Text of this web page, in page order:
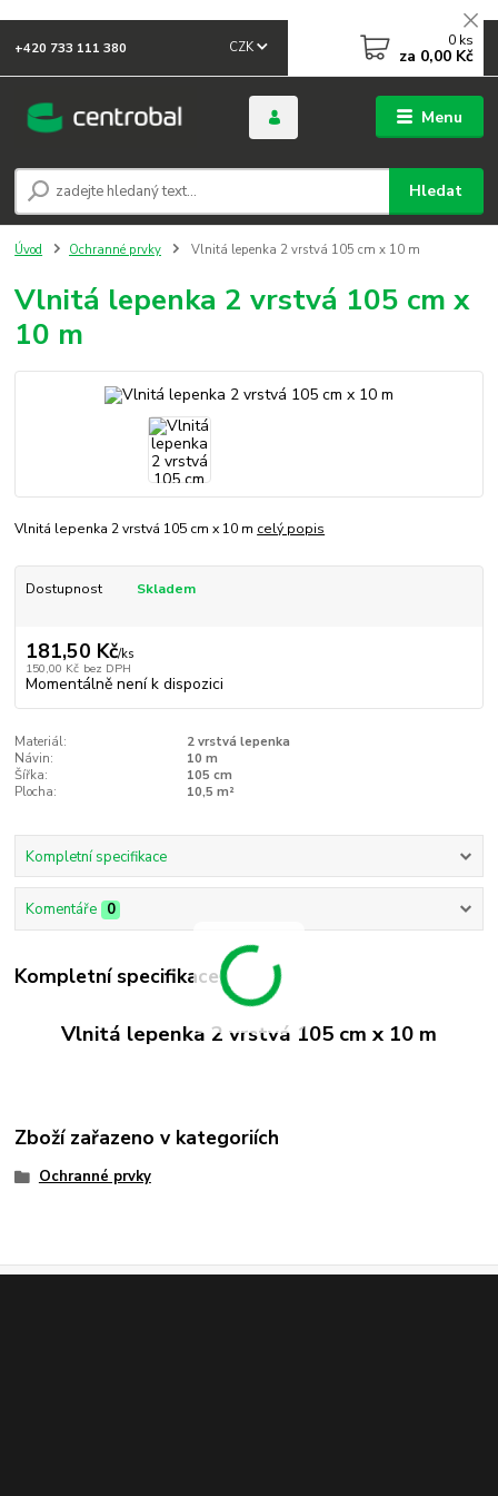
Menu
CZK
Hledat
+420 733 111 380 0 ks
za 0,00 Kč
Úvod Ochranné prvky Vlnitá lepenka 2 vrstvá 105 cm x 10 m
Vlnitá lepenka 2 vrstvá 105 cm x
10 m
Vlnitá lepenka 2 vrstvá 105 cm x 10 m celý popis
Dostupnost Skladem
181,50 Kč/ks
150,00 Kč bez DPH
Momentálně není k dispozici
Materiál:
2 vrstvá lepenka
Návin:
10 m
Šířka:
105 cm
Plocha:
10,5 m²
Kompletní specifikace
Komentáře 0
Kompletní specifikace
Vlnitá lepenka 2 vrstvá 105 cm x 10 m
Zboží zařazeno v kategoriích
Ochranné prvky